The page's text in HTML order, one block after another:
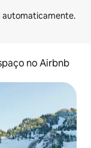
no Airbnb